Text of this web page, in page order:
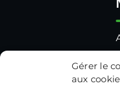
Gérer le
aux